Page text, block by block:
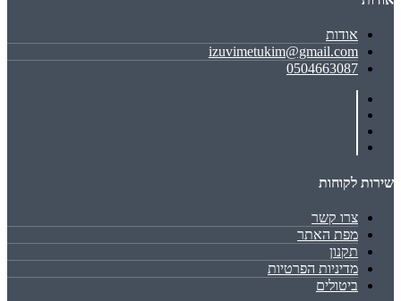
אודות
izuvimetukim@gmail.com
0504663087
שירות לקוחות
צרו קשר
מפת האתר
תקנון
מדיניות הפרטיות
ביטולים